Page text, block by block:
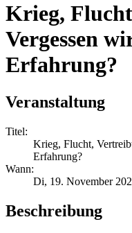
Krieg,
Vergessen
Erfahrung?
Veranstaltung
Titel:
Krieg, Flucht,
Erfahrung?
Wann:
Di, 19. November
Beschreibung